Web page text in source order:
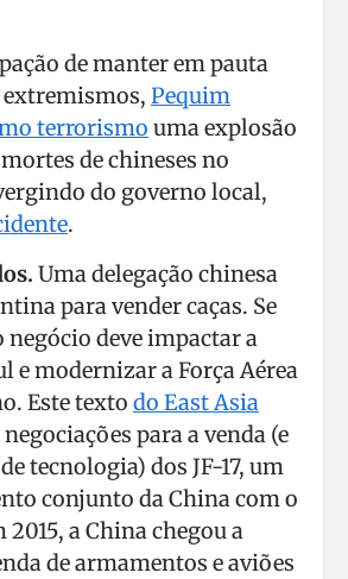
de manter em pauta
extremismos, Pequim
terrorismo uma explosão
de chineses no
do governo local,
.
Uma delegação chinesa
para vender caças. Se
deve impactar a
e modernizar a Força Aérea
Este texto do East Asia
para a venda (e
tecnologia) dos JF-17, um
conjunto da China com o
2015, a China chegou a
de armamentos e aviões